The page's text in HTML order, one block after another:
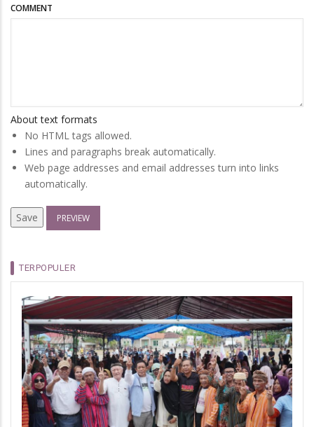
COMMENT
About text formats
No HTML tags allowed.
Lines and paragraphs break automatically.
Web page addresses and email addresses turn into links
automatically.
TERPOPULER